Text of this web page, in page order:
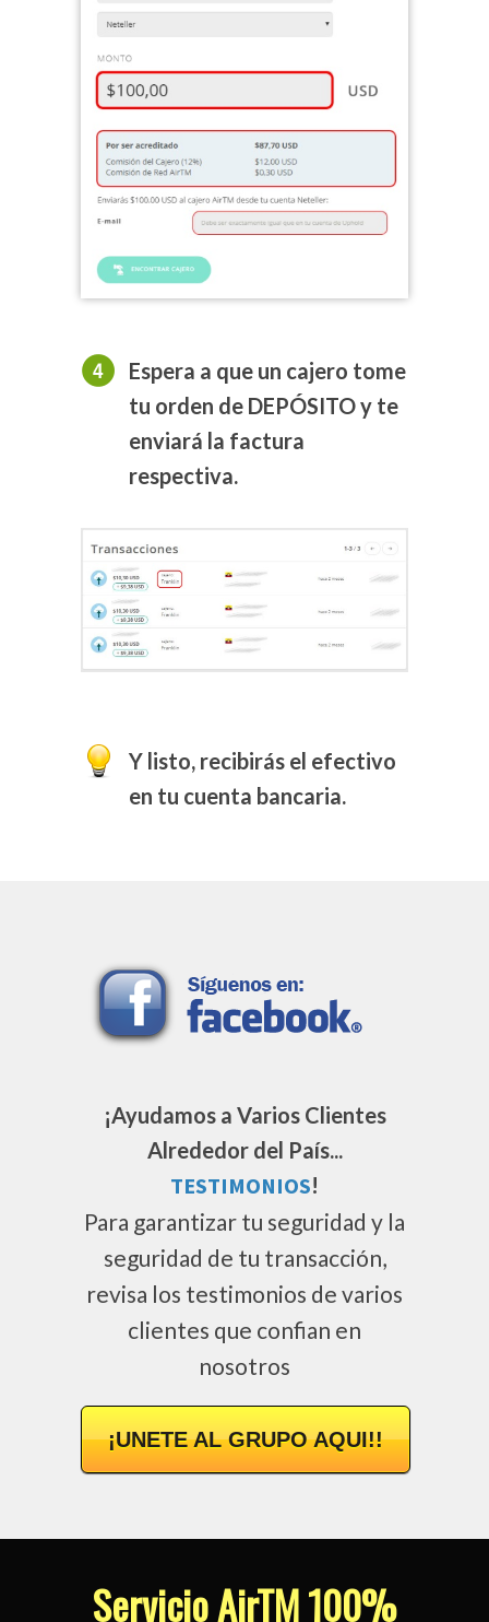
Espera a que un cajero tome
tu orden de DEPÓSITO y te
enviará la factura
respectiva.
Y listo, recibirás el efectivo
en tu cuenta bancaria.
¡Ayudamos a Varios Clientes
Alrededor del País...
TESTIMONIOS!
Para garantizar tu seguridad y la
seguridad de tu transacción,
revisa los testimonios de varios
clientes que confian en
nosotros
¡UNETE AL GRUPO AQUI!!
Servicio AirTM 100%